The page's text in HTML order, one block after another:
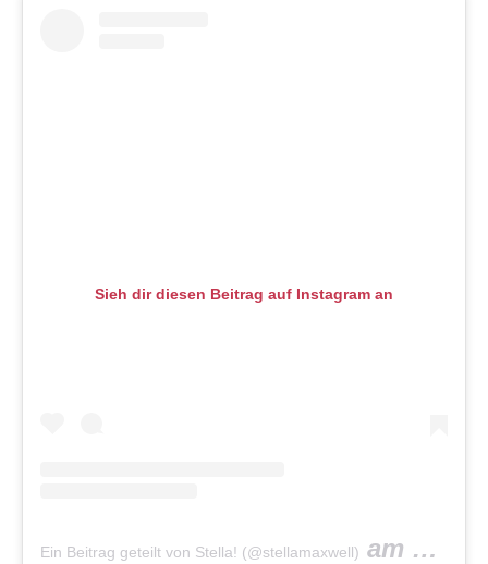
Sieh dir diesen Beitrag auf Instagram an
Ein Beitrag geteilt von Stella! (@stellamaxwell) am Aug 2,